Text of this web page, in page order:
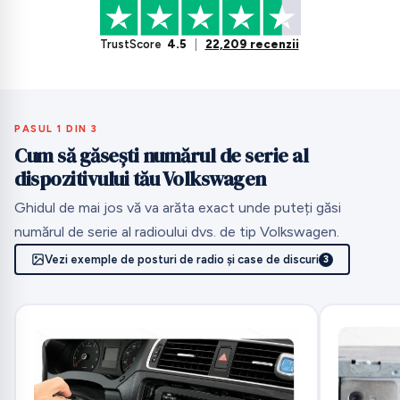
TrustScore 4.5 22,209 recenzii
PASUL 1 DIN 3
Cum să găsești numărul de serie al
dispozitivului tău Volkswagen
Ghidul de mai jos vă va arăta exact unde puteți găsi
numărul de serie al radioului dvs. de tip Volkswagen.
Vezi exemple de posturi de radio și case de discuri 3